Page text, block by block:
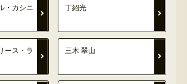
・カシニ
丁紹光
ース・ラ
三木 翠山